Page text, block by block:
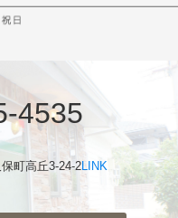
4535
町高丘3-24-2LINK